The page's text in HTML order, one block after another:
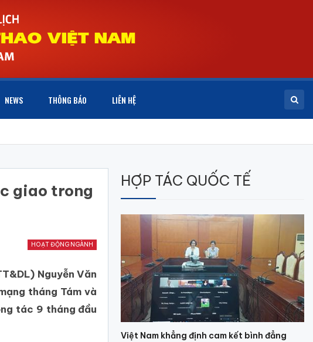
NEWS THÔNG BÁO LIÊN HỆ
giao trong
HOẠT ĐỘNG NGÀNH
Nguyễn Văn
tháng Tám và
tác 9 tháng đầu
HỢP TÁC QUỐC TẾ
Việt Nam khẳng định cam kết bình đẳng